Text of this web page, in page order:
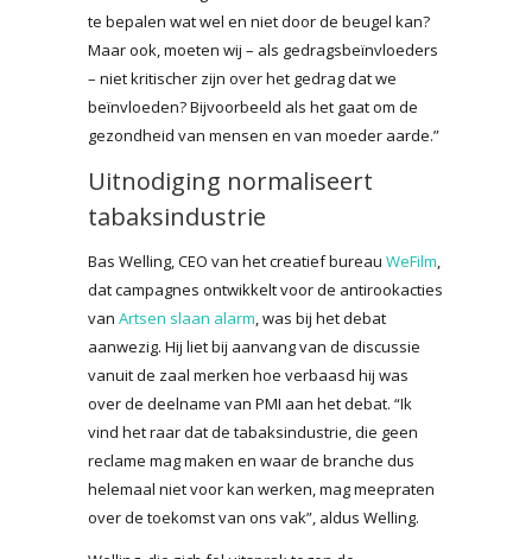
te bepalen wat wel en niet door de beugel kan?
Maar ook, moeten wij – als gedragsbeïnvloeders
– niet kritischer zijn over het gedrag dat we
beïnvloeden? Bijvoorbeeld als het gaat om de
gezondheid van mensen en van moeder aarde.”
Uitnodiging normaliseert
tabaksindustrie
Bas Welling, CEO van het creatief bureau WeFilm,
dat campagnes ontwikkelt voor de antirookacties
van Artsen slaan alarm, was bij het debat
aanwezig. Hij liet bij aanvang van de discussie
vanuit de zaal merken hoe verbaasd hij was
over de deelname van PMI aan het debat. “Ik
vind het raar dat de tabaksindustrie, die geen
reclame mag maken en waar de branche dus
helemaal niet voor kan werken, mag meepraten
over de toekomst van ons vak”, aldus Welling.